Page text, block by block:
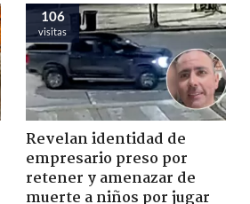
106
visitas
Revelan identidad de
empresario preso por
retener y amenazar de
muerte a niños por jugar